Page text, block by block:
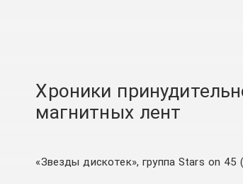
Хроники
магнитных лент
«Звезды дискотек», группа Stars on 45